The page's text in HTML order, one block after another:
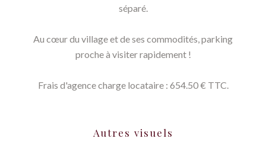
séparé.
Au cœur du village et de ses commodités, parking
proche à visiter rapidement !
Frais d'agence charge locataire : 654.50 € TTC.
Autres visuels